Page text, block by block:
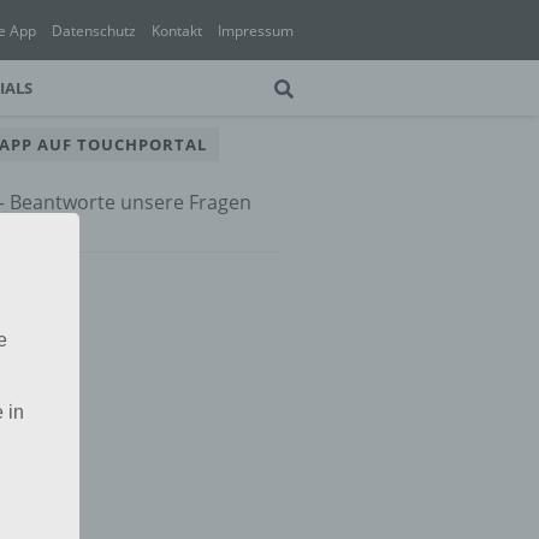
App Datenschutz Kontakt Impressum
AUF TOUCHPORTAL
Beantworte unsere Fragen
in